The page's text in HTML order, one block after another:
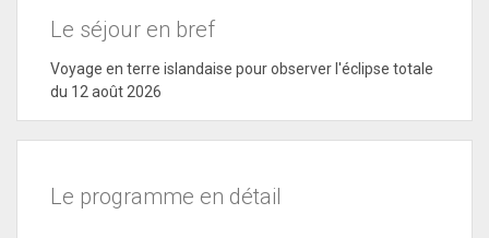
Le séjour en bref
Voyage en terre islandaise pour observer l'éclipse totale
du 12 août 2026
Le programme en détail